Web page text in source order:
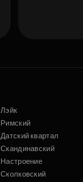
Лэйк
Римский
Датский квартал
Скандинавский
Настроение
Сколковский